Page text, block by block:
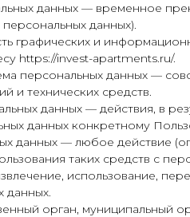
данных — временное
данных).
графических и
https://invest-apartments.ru/.
персональных данных —
и технических средств.
данных — действия, в
данных конкретному
данных — любое действие
таких средств с
использование,
данных.
орган, муниципальный